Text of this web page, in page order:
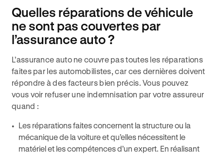
Quelles réparations de véhicule
ne sont pas couvertes par
l’assurance auto ?
L’assurance auto ne couvre pas toutes les réparations
faites par les automobilistes, car ces dernières doivent
répondre à des facteurs bien précis. Vous pouvez
vous voir refuser une indemnisation par votre assureur
quand :
Les réparations faites concernent la structure ou la
mécanique de la voiture et qu’elles nécessitent le
matériel et les compétences d’un expert. En réalisant